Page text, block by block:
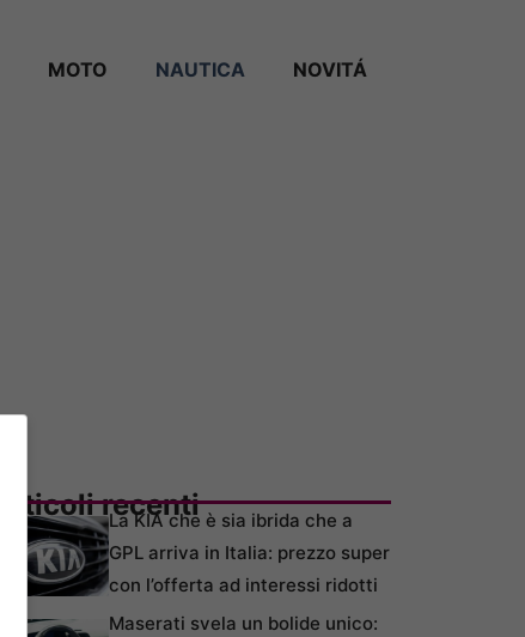
MOTO NAUTICA NOVITÁ
Articoli recentiLa KIA che è sia ibrida che a
GPL arriva in Italia: prezzo super
con l’offerta ad interessi ridotti
Maserati svela un bolide unico: